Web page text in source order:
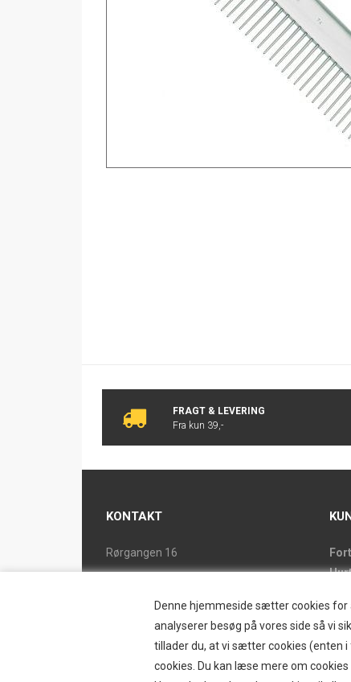
Denne hjemmeside sætter cookies
analyserer besøg på vores side så vi
tillader du, at vi sætter cookies (enten
cookies. Du kan læse mere om
FRAGT & LEVERING
Fra kun 39,-
KONTAKT
Rørgangen 16
Tlf. 46 15 38 39
ostrand@ostrand.dk
CVR: DK 77948228 drives af
SKYESCOT TRADING V/DORTE HOLM